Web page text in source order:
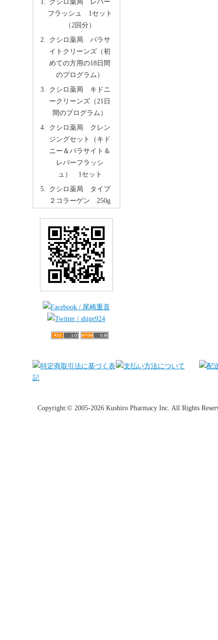
クシロ薬局 レバー
フラッシュ 1セット
（2回分）
クシロ薬局 パラサ
イトクリーンズ（初
めての方用の18日間
のプログラム）
クシロ薬局 キドニ
ークリーンズ（21日
間のプログラム）
クシロ薬局 クレン
ジングセット（キド
ニー＆パラサイト＆
レバーフラッシ
ュ） 1セット
クシロ薬局 タイプ
２コラーゲン 250g
Copyright:© 2005-2026 Kushiro Pharmacy Inc. All Rights